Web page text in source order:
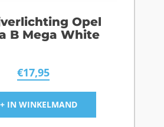
Opel
B Mega White
€17,95
+ IN WINKELMAND